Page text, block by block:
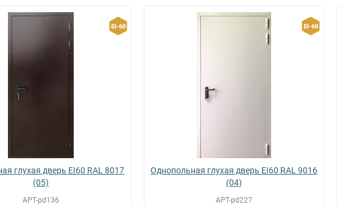
глухая дверь EI60 RAL 8017
(05)
АРТ-pd136
Однопольная глухая дверь EI60 RAL 9016
(04)
АРТ-pd227